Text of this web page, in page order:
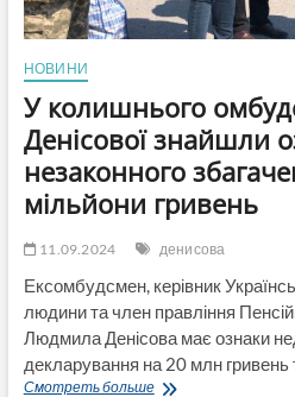
НОВИНИ
У колишнього
Денісової знайшли
незаконного
мільйони гривень
11.09.2024 денисова
Ексомбудсмен, керівник
людини та член правління
Людмила Денісова має ознаки
декларування на 20 млн гривень
Смотреть большеУ